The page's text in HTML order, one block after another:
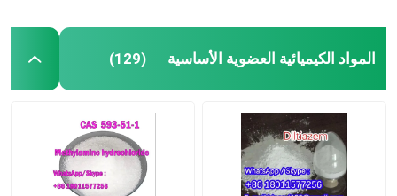
المواد الكيميائية العضوية الأساسية (129)